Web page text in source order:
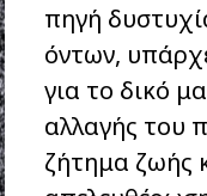
πηγή
όντων,
για το δικό
αλλαγής του
ζήτημα ζωής